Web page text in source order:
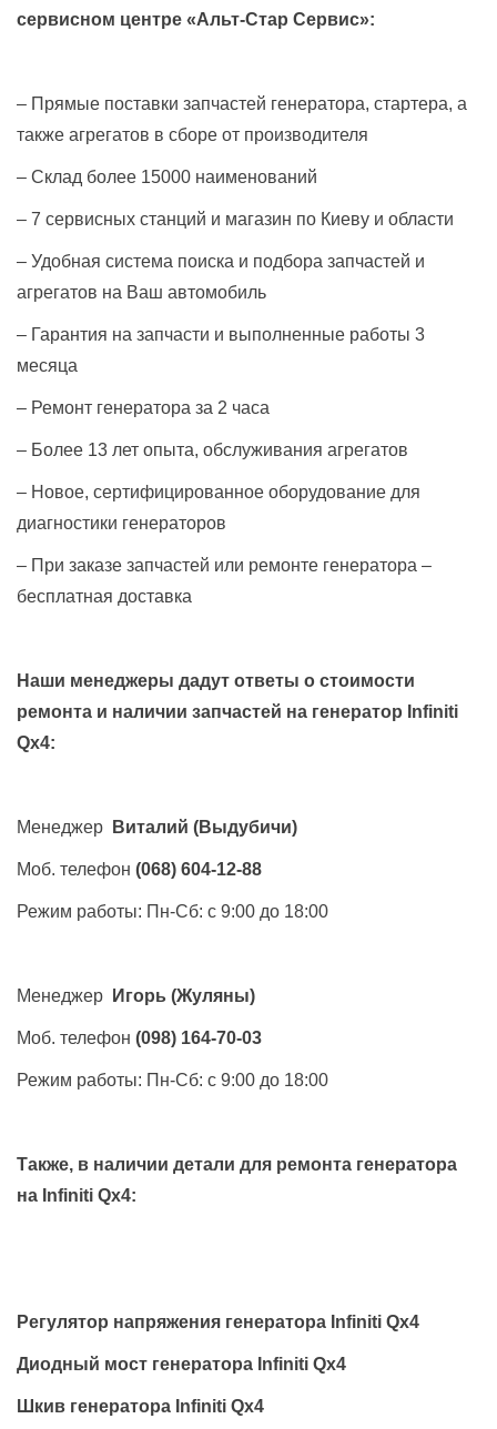
сервисном центре «Альт-Стар Сервис»:
– Прямые поставки запчастей генератора, стартера, а
также агрегатов в сборе от производителя
– Склад более 15000 наименований
– 7 сервисных станций и магазин по Киеву и области
– Удобная система поиска и подбора запчастей и
агрегатов на Ваш автомобиль
– Гарантия на запчасти и выполненные работы 3
месяца
– Ремонт генератора за 2 часа
– Более 13 лет опыта, обслуживания агрегатов
– Новое, сертифицированное оборудование для
диагностики генераторов
– При заказе запчастей или ремонте генератора –
бесплатная доставка
Наши менеджеры дадут ответы о стоимости
ремонта и наличии запчастей на генератор Infiniti
Qx4:
Менеджер Виталий (Выдубичи)
Моб. телефон (068) 604-12-88
Режим работы: Пн-Сб: с 9:00 до 18:00
Менеджер Игорь (Жуляны)
Моб. телефон (098) 164-70-03
Режим работы: Пн-Сб: с 9:00 до 18:00
Также, в наличии детали для ремонта генератора
на Infiniti Qx4:
Регулятор напряжения генератора Infiniti Qx4
Диодный мост генератора Infiniti Qx4
Шкив генератора Infiniti Qx4